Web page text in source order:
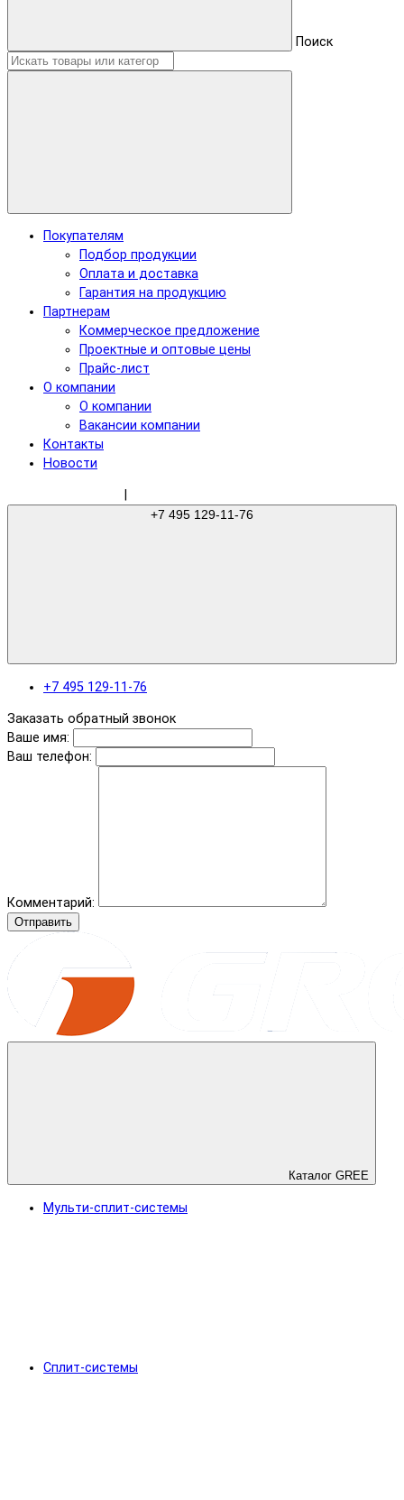
Поиск
Покупателям
Подбор продукции
Оплата и доставка
Гарантия на продукцию
Партнерам
Коммерческое предложение
Проектные и оптовые цены
Прайс-лист
О компании
О компании
Вакансии компании
Контакты
Новости
+7 495 129-11-76
Заказать обратный звонок
Ваше имя:
Ваш телефон:
Комментарий:
Отправить
Каталог GREE
Мульти-сплит-системы
Сплит-системы